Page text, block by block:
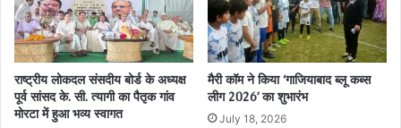
राष्ट्रीय लोकदल संसदीय बोर्ड के अध्यक्ष
पूर्व सांसद के. सी. त्यागी का पैतृक गांव
मोरटा में हुआ भव्य स्वागत
मैरी कॉम ने किया ‘गाजियाबाद ब्लू कब्स
लीग 2026’ का शुभारंभ
July 18, 2026